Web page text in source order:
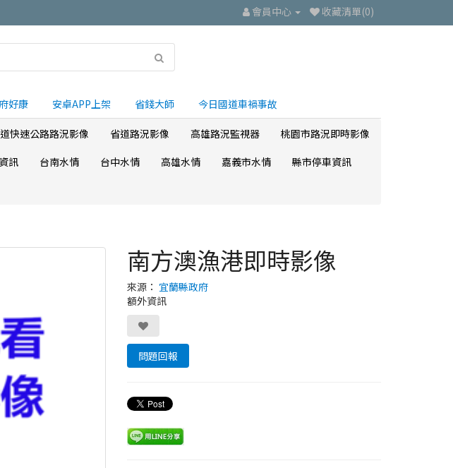
會員中心 收藏清單(0)
好康 安卓APP上架 省錢大師 今日國道車禍事故
快速公路路況影像 省道路況影像 高雄路況監視器
桃園市路況即時影像
訊 台南水情 台中水情 高雄水情 嘉義市水情
縣市停車資訊
南方澳漁港即時影像
來源： 宜蘭縣政府
額外資訊
問題回報